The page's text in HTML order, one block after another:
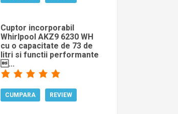
Cuptor incorporabil
Whirlpool AKZ9 6230 WH
cu o capacitate de 73 de
litri si functii performante
...
CUMPARA REVIEW